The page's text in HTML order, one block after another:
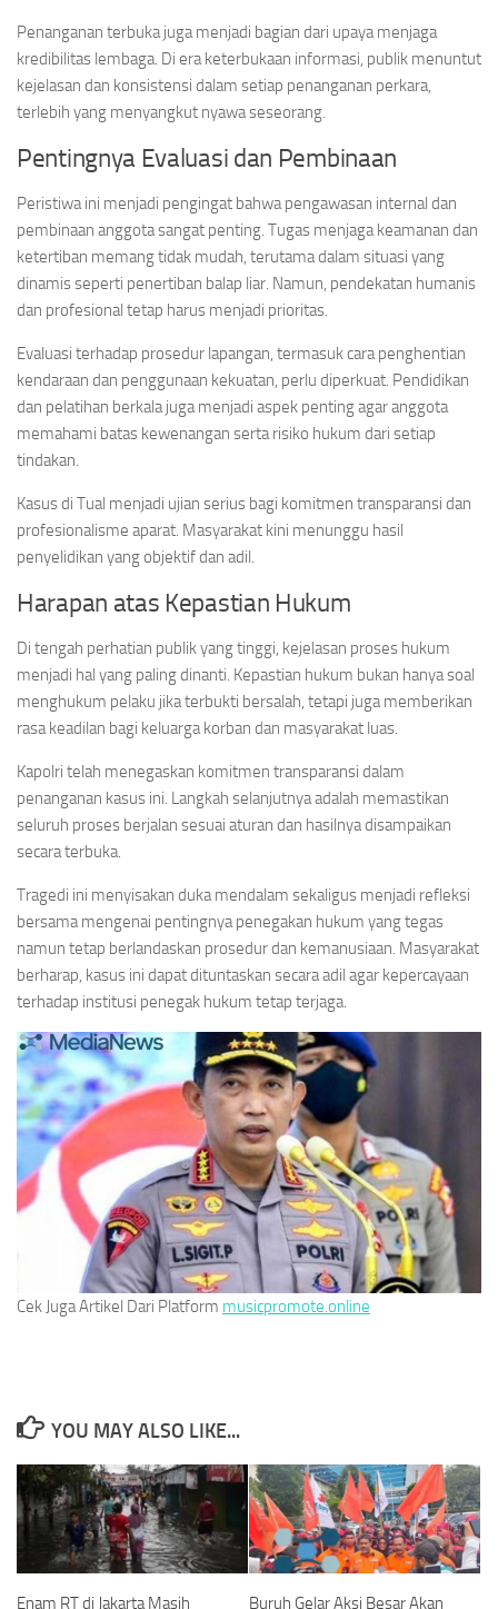
Penanganan terbuka juga menjadi bagian dari upaya menjaga
kredibilitas lembaga. Di era keterbukaan informasi, publik menuntut
kejelasan dan konsistensi dalam setiap penanganan perkara,
terlebih yang menyangkut nyawa seseorang.
Pentingnya Evaluasi dan Pembinaan
Peristiwa ini menjadi pengingat bahwa pengawasan internal dan
pembinaan anggota sangat penting. Tugas menjaga keamanan dan
ketertiban memang tidak mudah, terutama dalam situasi yang
dinamis seperti penertiban balap liar. Namun, pendekatan humanis
dan profesional tetap harus menjadi prioritas.
Evaluasi terhadap prosedur lapangan, termasuk cara penghentian
kendaraan dan penggunaan kekuatan, perlu diperkuat. Pendidikan
dan pelatihan berkala juga menjadi aspek penting agar anggota
memahami batas kewenangan serta risiko hukum dari setiap
tindakan.
Kasus di Tual menjadi ujian serius bagi komitmen transparansi dan
profesionalisme aparat. Masyarakat kini menunggu hasil
penyelidikan yang objektif dan adil.
Harapan atas Kepastian Hukum
Di tengah perhatian publik yang tinggi, kejelasan proses hukum
menjadi hal yang paling dinanti. Kepastian hukum bukan hanya soal
menghukum pelaku jika terbukti bersalah, tetapi juga memberikan
rasa keadilan bagi keluarga korban dan masyarakat luas.
Kapolri telah menegaskan komitmen transparansi dalam
penanganan kasus ini. Langkah selanjutnya adalah memastikan
seluruh proses berjalan sesuai aturan dan hasilnya disampaikan
secara terbuka.
Tragedi ini menyisakan duka mendalam sekaligus menjadi refleksi
bersama mengenai pentingnya penegakan hukum yang tegas
namun tetap berlandaskan prosedur dan kemanusiaan. Masyarakat
berharap, kasus ini dapat dituntaskan secara adil agar kepercayaan
terhadap institusi penegak hukum tetap terjaga.
Cek Juga Artikel Dari Platform musicpromote.online
YOU MAY ALSO LIKE...
Enam RT di Jakarta Masih Buruh Gelar Aksi Besar Akan